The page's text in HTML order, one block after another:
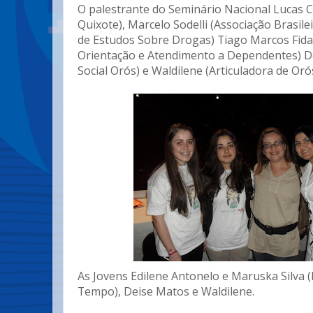
O palestrante do Seminário Nacional Lucas
Quixote), Marcelo Sodelli (Associação
de Estudos Sobre Drogas) Tiago Marcos
Orientação e Atendimento a Dependentes)
Social Orós) e Waldilene (Articuladora de
As Jovens Edilene Antonelo e Maruska Silva
Tempo), Deise Matos e Waldilene.